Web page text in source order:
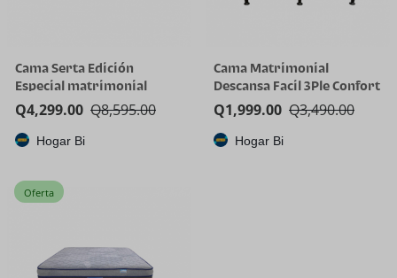
Cama Serta Edición
Especial matrimonial
Q8,595.00
Q4,299.00
Hogar Bi
Cama Matrimonial
Descansa Facil 3Ple Confort
Q3,490.00
Q1,999.00
Hogar Bi
Oferta